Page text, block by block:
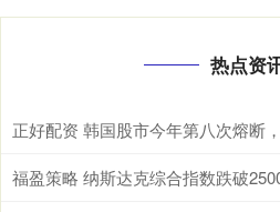
热点资
福盈策略 纳斯达克综合指数跌破